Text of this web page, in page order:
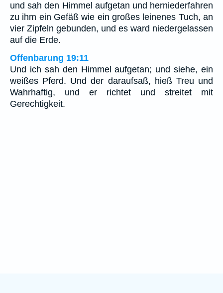
und sah den Himmel aufgetan und herniederfahren
zu ihm ein Gefäß wie ein großes leinenes Tuch, an
vier Zipfeln gebunden, und es ward niedergelassen
auf die Erde.
Offenbarung 19:11
Und ich sah den Himmel aufgetan; und siehe, ein
weißes Pferd. Und der daraufsaß, hieß Treu und
Wahrhaftig, und er richtet und streitet mit
Gerechtigkeit.